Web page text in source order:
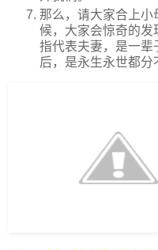
那么，请大家合上
候，大家会惊奇的发
指代表夫妻，是一辈
后，是永生永世都分